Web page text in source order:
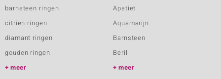
barnsteen ringen
citrien ringen
diamant ringen
gouden ringen
meer
Apatiet
Aquamarijn
Barnsteen
Beril
meer